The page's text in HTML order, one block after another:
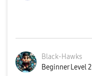
Black-Hawks
Beginner Level 2